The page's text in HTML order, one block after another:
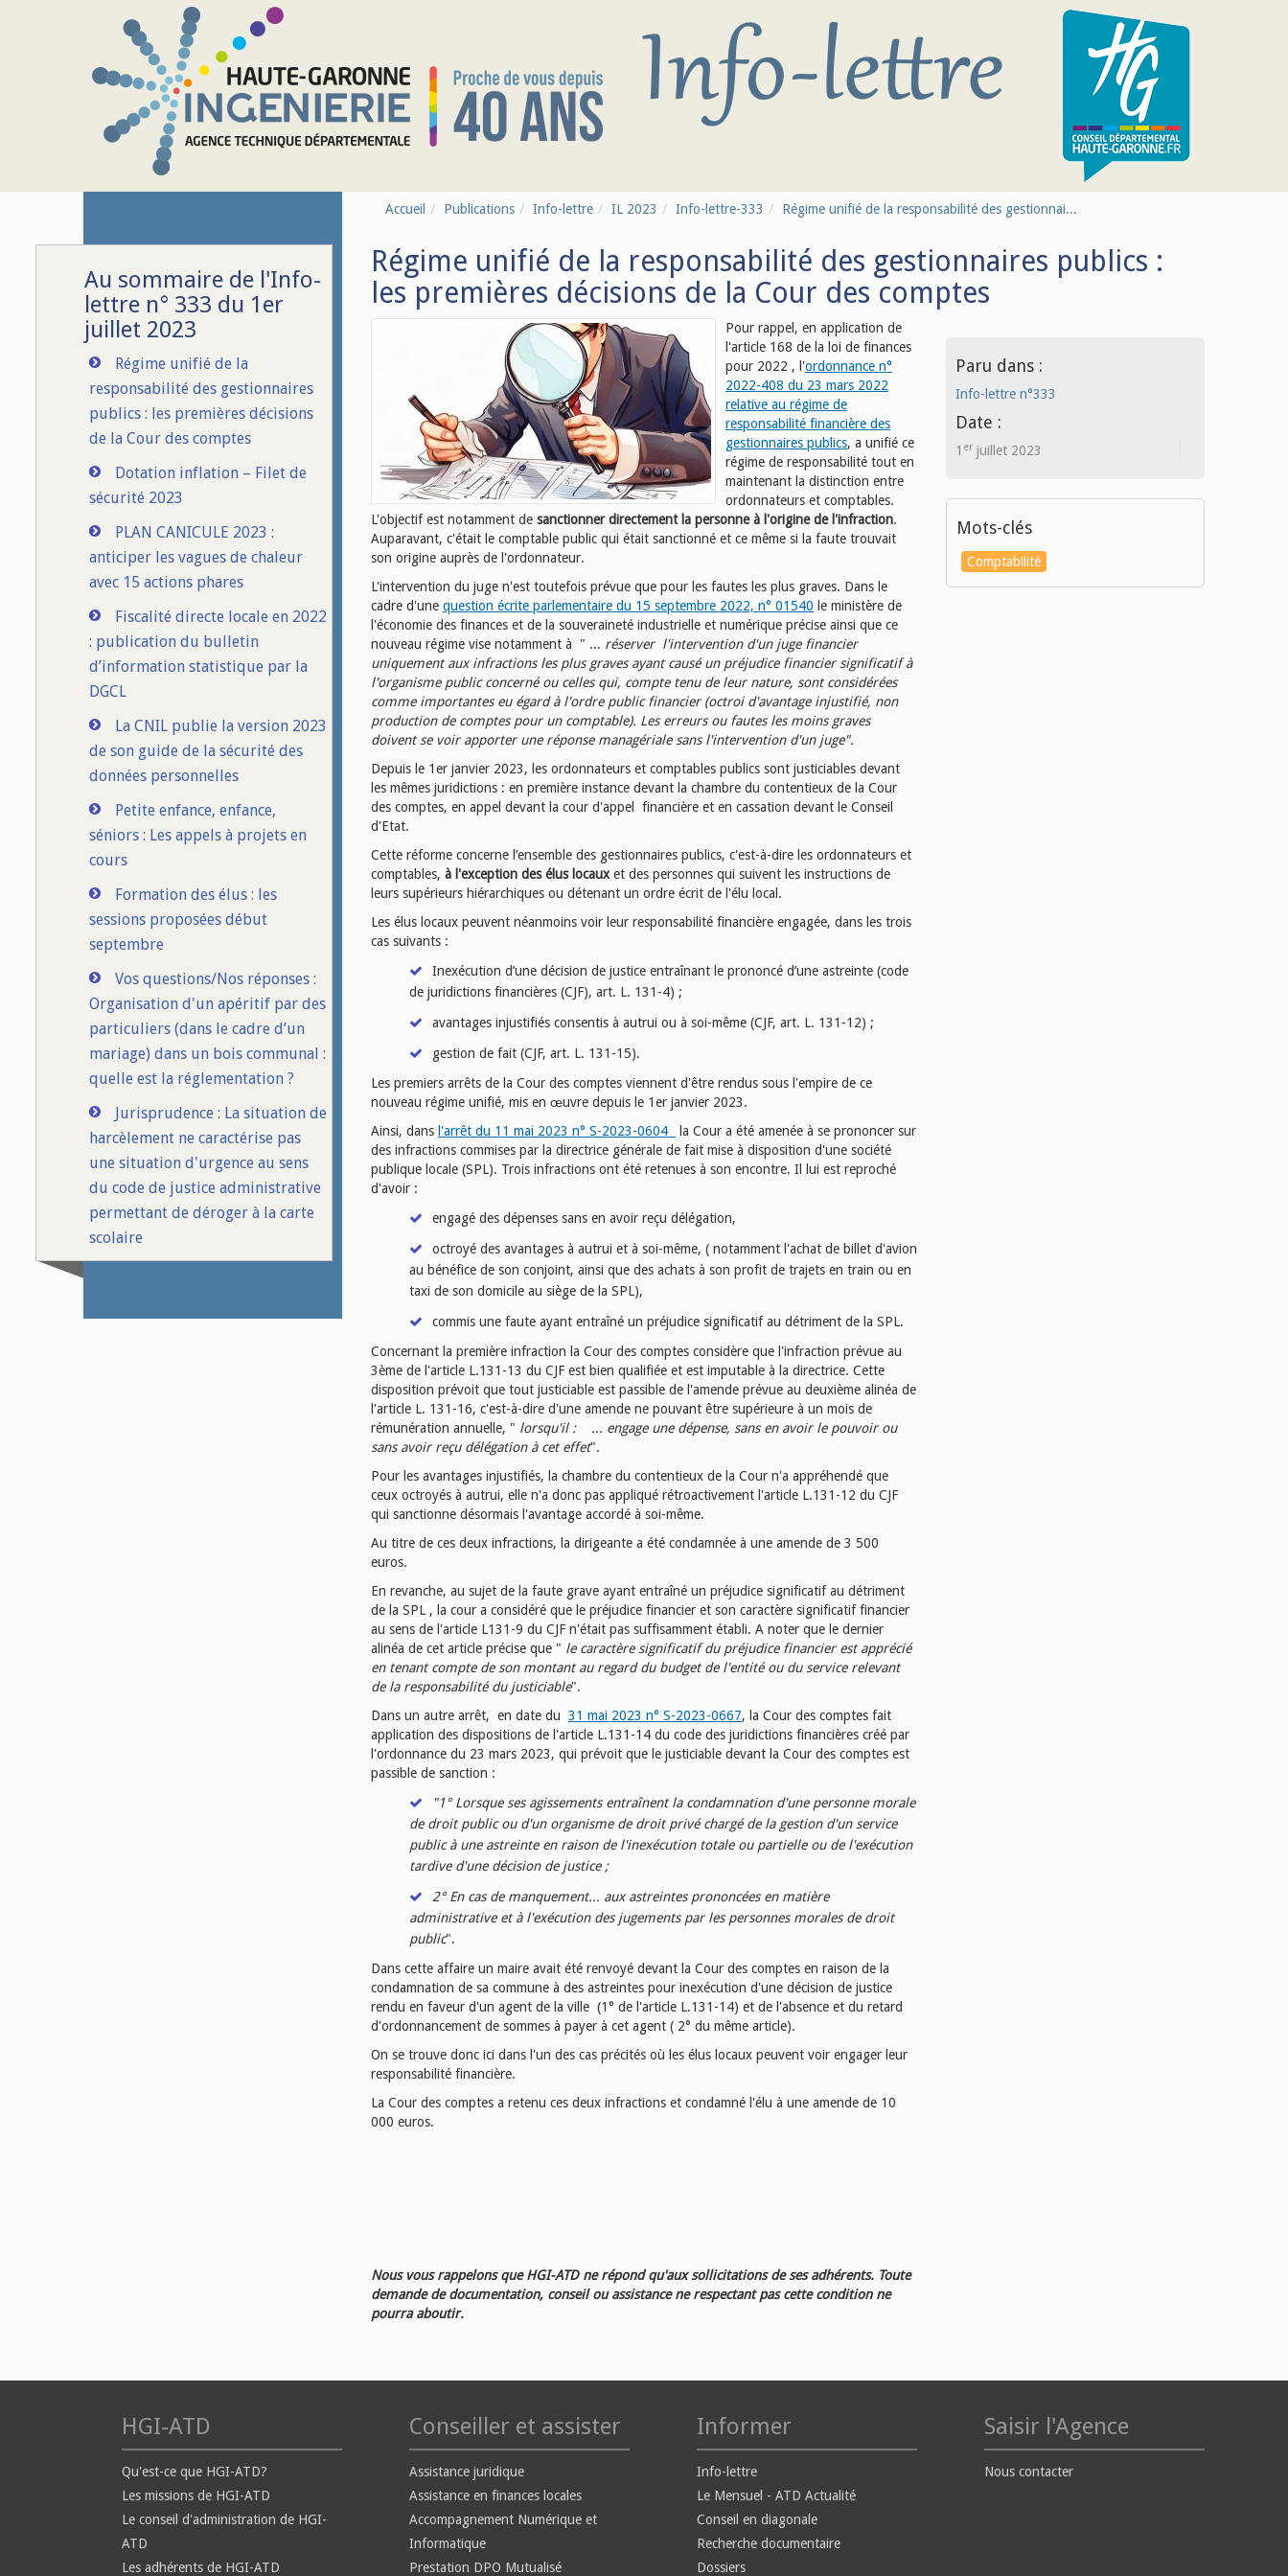
Au sommaire de l'Info-
lettre n° 333 du 1er
juillet 2023
Régime unifié de la
responsabilité des gestionnaires
publics : les premières décisions
de la Cour des comptes
Dotation inflation – Filet de
sécurité 2023
PLAN CANICULE 2023 :
anticiper les vagues de chaleur
avec 15 actions phares
Fiscalité directe locale en 2022
: publication du bulletin
d’information statistique par la
DGCL
La CNIL publie la version 2023
de son guide de la sécurité des
données personnelles
Petite enfance, enfance,
séniors : Les appels à projets en
cours
Formation des élus : les
sessions proposées début
septembre
Vos questions/Nos réponses :
Organisation d'un apéritif par des
particuliers (dans le cadre d’un
mariage) dans un bois communal :
quelle est la réglementation ?
Jurisprudence : La situation de
harcèlement ne caractérise pas
une situation d'urgence au sens
du code de justice administrative
permettant de déroger à la carte
scolaire
Accueil Publications Info-lettre IL 2023 Info-lettre-333 Régime unifié de la responsabilité des gestionnai...
Régime unifié de la responsabilité des gestionnaires publics :
les premières décisions de la Cour des comptes
Pour rappel, en application de
l'article 168 de la loi de finances
pour 2022 , l'ordonnance n°
2022-408 du 23 mars 2022
relative au régime de
responsabilité financière des
gestionnaires publics, a unifié ce
régime de responsabilité tout en
maintenant la distinction entre
ordonnateurs et comptables.
L'objectif est notamment de sanctionner directement la personne à l'origine de l'infraction.
Auparavant, c'était le comptable public qui était sanctionné et ce même si la faute trouvait
son origine auprès de l'ordonnateur.
L'intervention du juge n'est toutefois prévue que pour les fautes les plus graves. Dans le
cadre d'une question écrite parlementaire du 15 septembre 2022, n° 01540 le ministère de
l'économie des finances et de la souveraineté industrielle et numérique précise ainsi que ce
nouveau régime vise notamment à " ... réserver l'intervention d'un juge financier
uniquement aux infractions les plus graves ayant causé un préjudice financier significatif à
l'organisme public concerné ou celles qui, compte tenu de leur nature, sont considérées
comme importantes eu égard à l'ordre public financier (octroi d'avantage injustifié, non
production de comptes pour un comptable). Les erreurs ou fautes les moins graves
doivent se voir apporter une réponse managériale sans l'intervention d'un juge".
Depuis le 1er janvier 2023, les ordonnateurs et comptables publics sont justiciables devant
les mêmes juridictions : en première instance devant la chambre du contentieux de la Cour
des comptes, en appel devant la cour d'appel financière et en cassation devant le Conseil
d'Etat.
Cette réforme concerne l’ensemble des gestionnaires publics, c'est-à-dire les ordonnateurs et
comptables, à l'exception des élus locauxet des personnes qui suivent les instructions de
leurs supérieurs hiérarchiques ou détenant un ordre écrit de l'élu local.
Les élus locaux peuvent néanmoins voir leur responsabilité financière engagée, dans les trois
cas suivants :
Inexécution d’une décision de justice entraînant le prononcé d’une astreinte (code
de juridictions financières (CJF), art. L. 131-4) ;
avantages injustifiés consentis à autrui ou à soi-même (CJF, art. L. 131-12) ;
gestion de fait (CJF, art. L. 131-15).
Les premiers arrêts de la Cour des comptes viennent d'être rendus sous l'empire de ce
nouveau régime unifié, mis en œuvre depuis le 1er janvier 2023.
Ainsi, dans l'arrêt du 11 mai 2023 n° S-2023-0604
la Cour a été amenée à se prononcer sur
des infractions commises par la directrice générale de fait mise à disposition d'une société
publique locale (SPL). Trois infractions ont été retenues à son encontre. Il lui est reproché
d'avoir :
engagé des dépenses sans en avoir reçu délégation,
octroyé des avantages à autrui et à soi-même, ( notamment l'achat de billet d'avion
au bénéfice de son conjoint, ainsi que des achats à son profit de trajets en train ou en
taxi de son domicile au siège de la SPL),
commis une faute ayant entraîné un préjudice significatif au détriment de la SPL.
Concernant la première infraction la Cour des comptes considère que l'infraction prévue au
3ème de l'article L.131-13 du CJF est bien qualifiée et est imputable à la directrice. Cette
disposition prévoit que tout justiciable est passible de l'amende prévue au deuxième alinéa de
l'article L. 131-16, c'est-à-dire d'une amende ne pouvant être supérieure à un mois de
rémunération annuelle, " lorsqu'il : ... engage une dépense, sans en avoir le pouvoir ou
sans avoir reçu délégation à cet effet".
Pour les avantages injustifiés, la chambre du contentieux de la Cour n'a appréhendé que
ceux octroyés à autrui, elle n'a donc pas appliqué rétroactivement l'article L.131-12 du CJF
qui sanctionne désormais l'avantage accordé à soi-même.
Au titre de ces deux infractions, la dirigeante a été condamnée à une amende de 3 500
euros.
En revanche, au sujet de la faute grave ayant entraîné un préjudice significatif au détriment
de la SPL , la cour a considéré que le préjudice financier et son caractère significatif financier
au sens de l'article L131-9 du CJF n'était pas suffisamment établi. A noter que le dernier
alinéa de cet article précise que " le caractère significatif du préjudice financier est apprécié
en tenant compte de son montant au regard du budget de l'entité ou du service relevant
de la responsabilité du justiciable".
Dans un autre arrêt, en date du 31 mai 2023 n° S-2023-0667, la Cour des comptes fait
application des dispositions de l'article L.131-14 du code des juridictions financières créé par
l'ordonnance du 23 mars 2023, qui prévoit que le justiciable devant la Cour des comptes est
passible de sanction :
"1° Lorsque ses agissements entraînent la condamnation d'une personne morale
de droit public ou d'un organisme de droit privé chargé de la gestion d'un service
public à une astreinte en raison de l'inexécution totale ou partielle ou de l'exécution
tardive d'une décision de justice ;
2° En cas de manquement... aux astreintes prononcées en matière
administrative et à l'exécution des jugements par les personnes morales de droit
public".
Dans cette affaire un maire avait été renvoyé devant la Cour des comptes en raison de la
condamnation de sa commune à des astreintes pour inexécution d'une décision de justice
rendu en faveur d'un agent de la ville (1° de l'article L.131-14) et de l'absence et du retard
d'ordonnancement de sommes à payer à cet agent ( 2° du même article).
On se trouve donc ici dans l'un des cas précités où les élus locaux peuvent voir engager leur
responsabilité financière.
La Cour des comptes a retenu ces deux infractions et condamné l'élu à une amende de 10
000 euros.
Nous vous rappelons que HGI-ATD ne répond qu'aux sollicitations de ses adhérents. Toute
demande de documentation, conseil ou assistance ne respectant pas cette condition ne
pourra aboutir.
Paru dans :
Info-lettre n°333
Date :
1 erjuillet 2023
Mots-clés
Comptabilité
HGI-ATD
Qu'est-ce que HGI-ATD?
Les missions de HGI-ATD
Le conseil d'administration de HGI-
ATD
Les adhérents de HGI-ATD
Conseiller et assister
Assistance juridique
Assistance en finances locales
Accompagnement Numérique et
Informatique
Prestation DPO Mutualisé
Informer
Info-lettre
Le Mensuel - ATD Actualité
Conseil en diagonale
Recherche documentaire
Dossiers
Saisir l'Agence
Nous contacter